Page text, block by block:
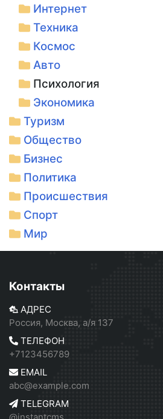
Интернет
Техника
Космос
Авто
Психология
Экономика
Туризм
Общество
Бизнес
Политика
Происшествия
Спорт
Мир
Контакты
АДРЕС
Россия, Москва, а/я 137
ТЕЛЕФОН
+7123456789
EMAIL
abc@example.com
TELEGRAM